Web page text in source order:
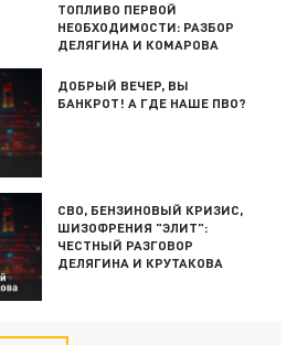
ТОПЛИВО ПЕРВОЙ
НЕОБХОДИМОСТИ: РАЗБОР
ДЕЛЯГИНА И КОМАРОВА
ДОБРЫЙ ВЕЧЕР, ВЫ
БАНКРОТ! А ГДЕ НАШЕ ПВО?
СВО, БЕНЗИНОВЫЙ КРИЗИС,
ШИЗОФРЕНИЯ "ЭЛИТ":
ЧЕСТНЫЙ РАЗГОВОР
ДЕЛЯГИНА И КРУТАКОВА